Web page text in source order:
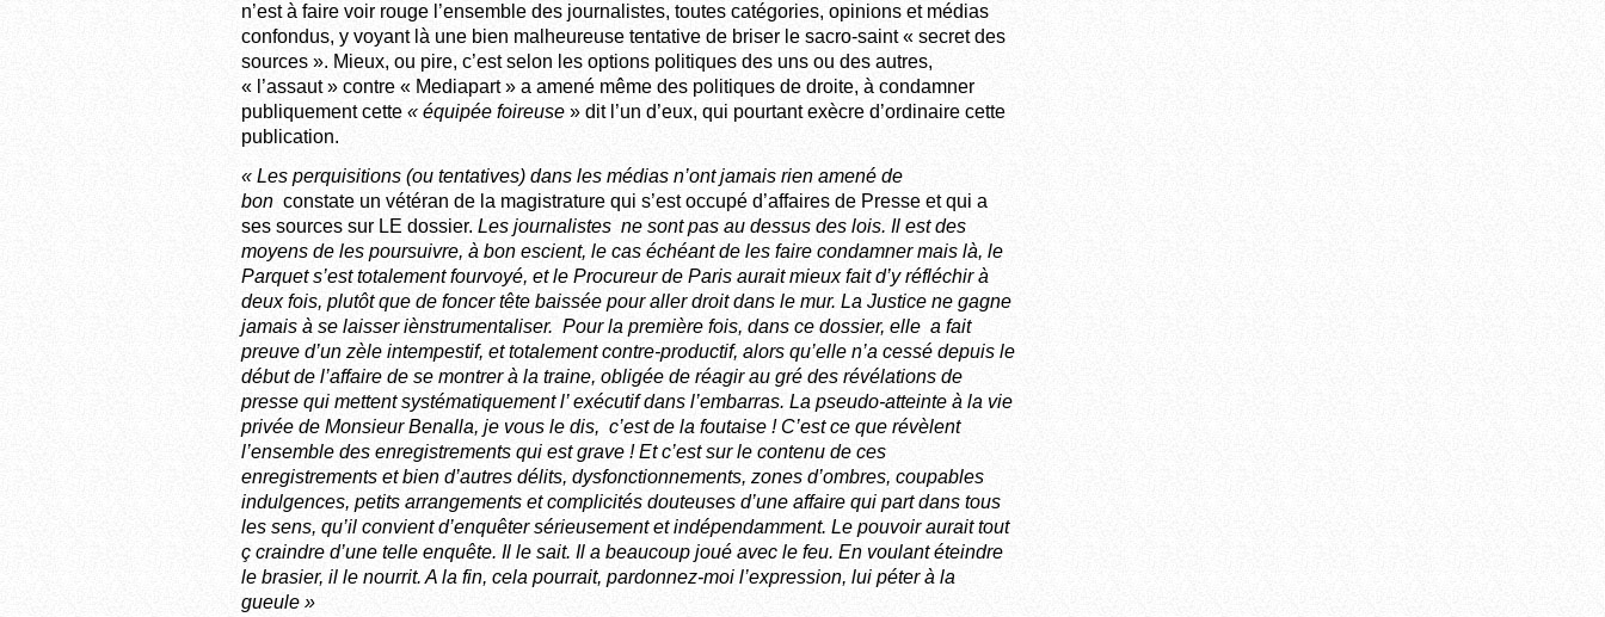
n’est à faire voir rouge l’ensemble des journalistes, toutes catégories, opinions et médias
confondus, y voyant là une bien malheureuse tentative de briser le sacro-saint « secret des
sources ». Mieux, ou pire, c’est selon les options politiques des uns ou des autres,
« l’assaut » contre « Mediapart » a amené même des politiques de droite, à condamner
publiquement cette « équipée foireuse » dit l’un d’eux, qui pourtant exècre d’ordinaire cette
publication.
« Les perquisitions (ou tentatives) dans les médias n’ont jamais rien amené de
bon constate un vétéran de la magistrature qui s’est occupé d’affaires de Presse et qui a
ses sources sur LE dossier. Les journalistes ne sont pas au dessus des lois. Il est des
moyens de les poursuivre, à bon escient, le cas échéant de les faire condamner mais là, le
Parquet s’est totalement fourvoyé, et le Procureur de Paris aurait mieux fait d’y réfléchir à
deux fois, plutôt que de foncer tête baissée pour aller droit dans le mur. La Justice ne gagne
jamais à se laisser iènstrumentaliser. Pour la première fois, dans ce dossier, elle a fait
preuve d’un zèle intempestif, et totalement contre-productif, alors qu’elle n’a cessé depuis le
début de l’affaire de se montrer à la traine, obligée de réagir au gré des révélations de
presse qui mettent systématiquement l’ exécutif dans l’embarras. La pseudo-atteinte à la vie
privée de Monsieur Benalla, je vous le dis, c’est de la foutaise ! C’est ce que révèlent
l’ensemble des enregistrements qui est grave ! Et c’est sur le contenu de ces
enregistrements et bien d’autres délits, dysfonctionnements, zones d’ombres, coupables
indulgences, petits arrangements et complicités douteuses d’une affaire qui part dans tous
les sens, qu’il convient d’enquêter sérieusement et indépendamment. Le pouvoir aurait tout
ç craindre d’une telle enquête. Il le sait. Il a beaucoup joué avec le feu. En voulant éteindre
le brasier, il le nourrit. A la fin, cela pourrait, pardonnez-moi l’expression, lui péter à la
gueule »